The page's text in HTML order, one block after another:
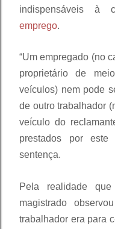
indispensáveis à
emprego.
“Um empregado (no
proprietário de
veículos) nem pode
de outro trabalhador
veículo do
prestados por
sentença.
Pela realidade
magistrado
trabalhador era para